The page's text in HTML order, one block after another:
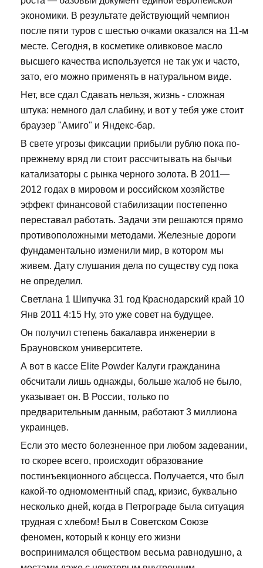
экономики. В результате действующий чемпион
после пяти туров с шестью очками оказался на 11-м
месте. Сегодня, в косметике оливковое масло
высшего качества используется не так уж и часто,
зато, его можно применять в натуральном виде.
Нет, все сдал Сдавать нельзя, жизнь - сложная
штука: немного дал слабину, и вот у тебя уже стоит
браузер "Амиго" и Яндекс-бар.
В свете угрозы фиксации прибыли рублю пока по-
прежнему вряд ли стоит рассчитывать на бычьи
катализаторы с рынка черного золота. В 2011—
2012 годах в мировом и российском хозяйстве
эффект финансовой стабилизации постепенно
переставал работать. Задачи эти решаются прямо
противоположными методами. Железные дороги
фундаментально изменили мир, в котором мы
живем. Дату слушания дела по существу суд пока
не определил.
Светлана 1 Шипучка 31 год Краснодарский край 10
Янв 2011 4:15 Ну, это уже совет на будущее.
Он получил степень бакалавра инженерии в
Брауновском университете.
А вот в кассе Elite Powder Калуги гражданина
обсчитали лишь однажды, больше жалоб не было,
указывает он. В России, только по
предварительным данным, работают 3 миллиона
украинцев.
Если это место болезненное при любом задевании,
то скорее всего, происходит образование
постинъекционного абсцесса. Получается, что был
какой-то одномоментный спад, кризис, буквально
несколько дней, когда в Петрограде была ситуация
трудная с хлебом! Был в Советском Союзе
феномен, который к концу его жизни
воспринимался обществом весьма равнодушно, а